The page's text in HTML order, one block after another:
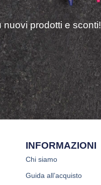
prodotti e sconti!
INFORMAZIONI
Chi siamo
Guida all’acquisto